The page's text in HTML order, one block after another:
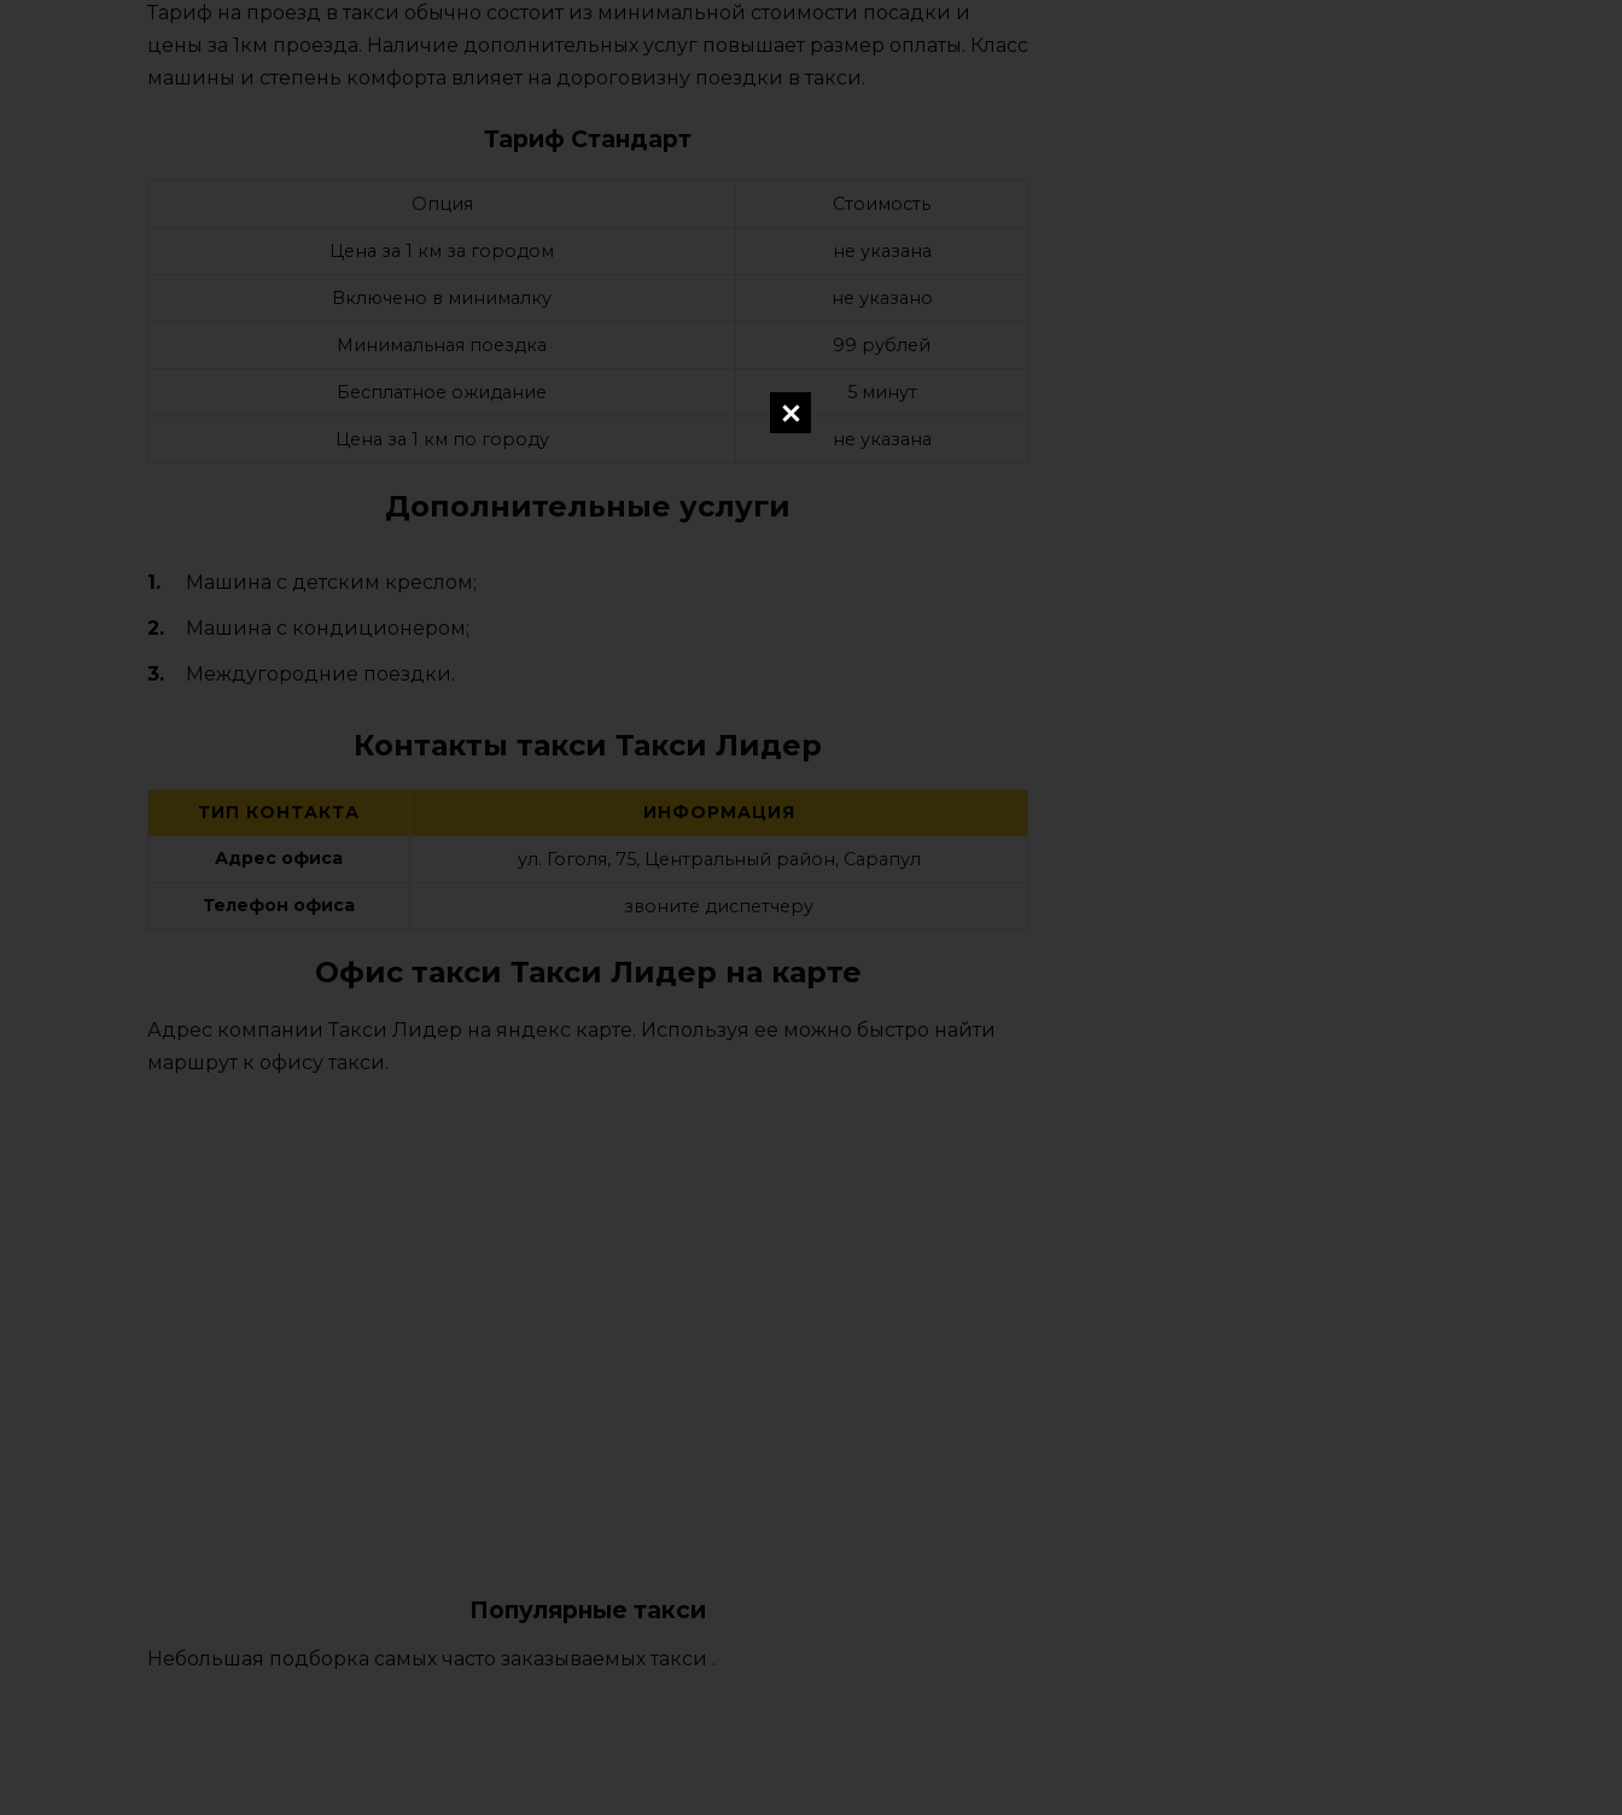
Тариф на проезд в такси обычно состоит из минимальной стоимости посадки и
цены за 1км проезда. Наличие дополнительных услуг повышает размер оплаты. Класс
машины и степень комфорта влияет на дороговизну поездки в такси.
Тариф Стандарт
Опция Стоимость
Цена за 1 км за городом не указана
Включено в минималку не указано
Минимальная поездка 99 рублей
Бесплатное ожидание 5 минут
Цена за 1 км по городу не указана
Дополнительные услуги
Машина с детским креслом;
Машина с кондиционером;
Междугородние поездки.
Контакты такси Такси Лидер
ТИП КОНТАКТА ИНФОРМАЦИЯ
Адрес офиса ул. Гоголя, 75, Центральный район, Сарапул
Телефон офиса звоните диспетчеру
Офис такси Такси Лидер на карте
Адрес компании Такси Лидер на яндекс карте. Используя ее можно быстро найти
маршрут к офису такси.
Популярные такси
Небольшая подборка самых часто заказываемых такси .